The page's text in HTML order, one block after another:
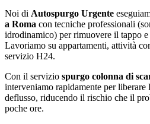
Noi di Autospurgo Urgente
a Roma con tecniche professionali
idrodinamico) per rimuovere il tappo
Lavoriamo su appartamenti, attività
servizio H24.
Con il servizio spurgo colonna di
interveniamo rapidamente per liberare
deflusso, riducendo il rischio che il
poche ore.